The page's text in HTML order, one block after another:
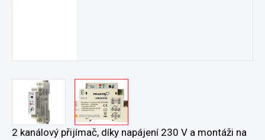
2 kanálový přijímač, díky napájení 230 V a montáži na